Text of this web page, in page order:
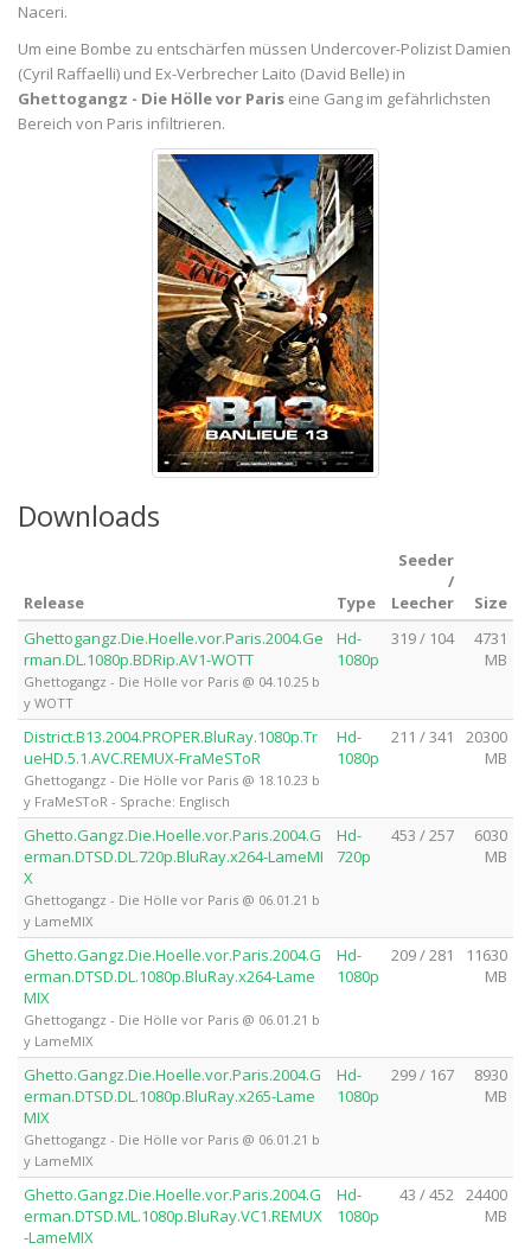
Naceri.
Um eine Bombe zu entschärfen müssen Undercover-Polizist Damien
(Cyril Raffaelli) und Ex-Verbrecher Laito (David Belle) in
Ghettogangz - Die Hölle vor Paris eine Gang im gefährlichsten
Bereich von Paris infiltrieren.
Downloads
Release Type
Seeder
/
Leecher
Size
Ghettogangz.Die.Hoelle.vor.Paris.2004.Ge
rman.DL.1080p.BDRip.AV1-WOTT
Ghettogangz - Die Hölle vor Paris @ 04.10.25 b
y WOTT
Hd-
1080p
319 / 104
4731
MB
District.B13.2004.PROPER.BluRay.1080p.Tr
ueHD.5.1.AVC.REMUX-FraMeSToR
Ghettogangz - Die Hölle vor Paris @ 18.10.23 b
y FraMeSToR - Sprache: Englisch
Hd-
1080p
211 / 341
20300
MB
Ghetto.Gangz.Die.Hoelle.vor.Paris.2004.G
erman.DTSD.DL.720p.BluRay.x264-LameMI
X
Ghettogangz - Die Hölle vor Paris @ 06.01.21 b
y LameMIX
Hd-
720p
453 / 257
6030
MB
Ghetto.Gangz.Die.Hoelle.vor.Paris.2004.G
erman.DTSD.DL.1080p.BluRay.x264-Lame
MIX
Ghettogangz - Die Hölle vor Paris @ 06.01.21 b
y LameMIX
Hd-
1080p
209 / 281
11630
MB
Ghetto.Gangz.Die.Hoelle.vor.Paris.2004.G
erman.DTSD.DL.1080p.BluRay.x265-Lame
MIX
Ghettogangz - Die Hölle vor Paris @ 06.01.21 b
y LameMIX
Hd-
1080p
299 / 167
8930
MB
Ghetto.Gangz.Die.Hoelle.vor.Paris.2004.G
erman.DTSD.ML.1080p.BluRay.VC1.REMUX
-LameMIX
Hd-
1080p
43 / 452 24400
MB